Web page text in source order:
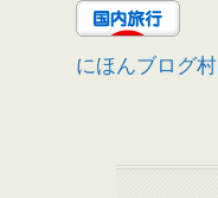
にほんブログ村